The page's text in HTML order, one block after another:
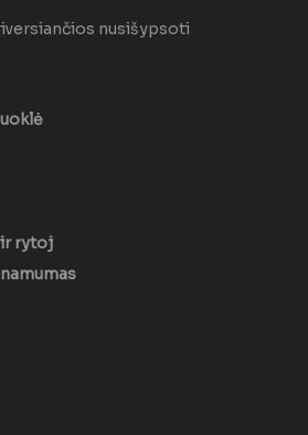
nusišypsoti
ir rytoj